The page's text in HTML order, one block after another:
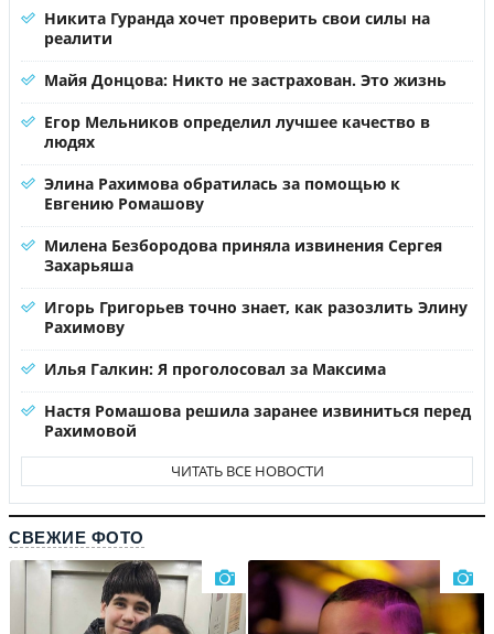
Никита Гуранда хочет проверить свои силы на
реалити
Майя Донцова: Никто не застрахован. Это жизнь
Егор Мельников определил лучшее качество в
людях
Элина Рахимова обратилась за помощью к
Евгению Ромашову
Милена Безбородова приняла извинения Сергея
Захарьяша
Игорь Григорьев точно знает, как разозлить Элину
Рахимову
Илья Галкин: Я проголосовал за Максима
Настя Ромашова решила заранее извиниться перед
Рахимовой
ЧИТАТЬ ВСЕ НОВОСТИ
СВЕЖИЕ ФОТО